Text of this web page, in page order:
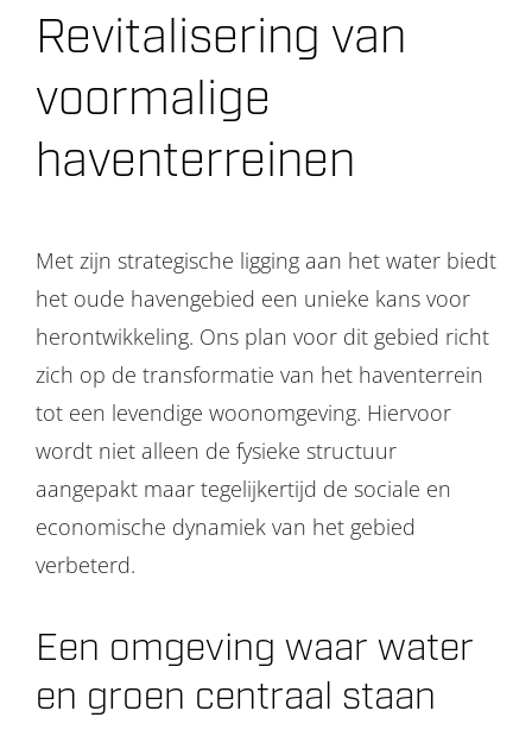
Projecten
Over ons
Revitalisering van
voormalige
haventerreinen
Met zijn strategische ligging aan het water biedt
het oude havengebied een unieke kans voor
herontwikkeling. Ons plan voor dit gebied richt
zich op de transformatie van het haventerrein
tot een levendige woonomgeving. Hiervoor
wordt niet alleen de fysieke structuur
aangepakt maar tegelijkertijd de sociale en
economische dynamiek van het gebied
verbeterd.
Een omgeving waar water
en groen centraal staan